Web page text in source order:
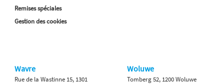
Remises spéciales
Gestion des cookies
Wavre
Rue de la Wastinne 15, 1301
Woluwe
Tomberg 52, 1200 Woluwe